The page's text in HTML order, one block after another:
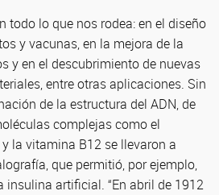
todo lo que nos rodea: en el diseño
y vacunas, en la mejora de la
y en el descubrimiento de nuevas
entre otras aplicaciones. Sin
de la estructura del ADN, de
complejas como el
la vitamina B12 se llevaron a
que permitió, por ejemplo,
insulina artificial. “En abril de 1912